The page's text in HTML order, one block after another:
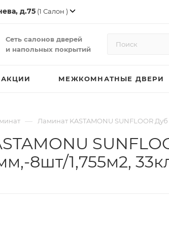
д.75 (1 Салон )
Сеть салонов дверей
и напольных покрытий
АКЦИИ МЕЖКОМНАТНЫЕ ДВЕРИ
— Ламинат KASTAMONU SUNFLOOR
8шт/1,755м2,